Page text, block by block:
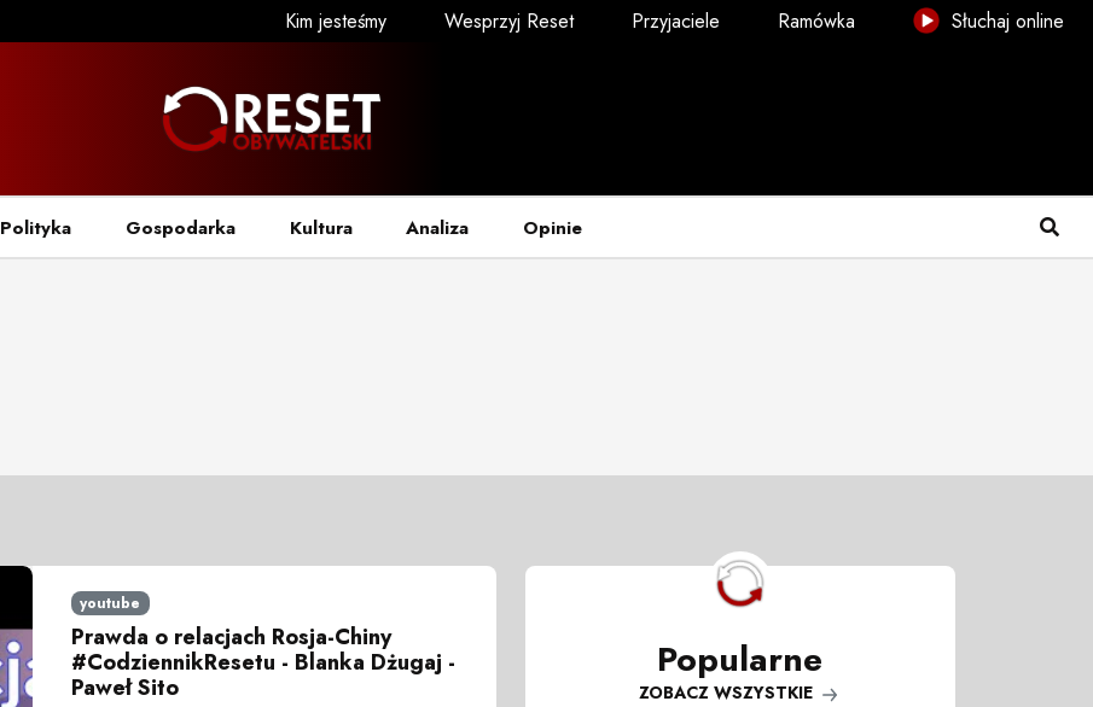
Kim jesteśmy Wesprzyj Reset Przyjaciele Ramówka Słuchaj online
Polityka Gospodarka Kultura Analiza Opinie
youtube
Prawda o relacjach Rosja-Chiny
#CodziennikResetu - Blanka Dżugaj -
Paweł Sito
Popularne
ZOBACZ WSZYSTKIE